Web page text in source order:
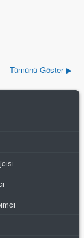
Tümünü Göster ▶